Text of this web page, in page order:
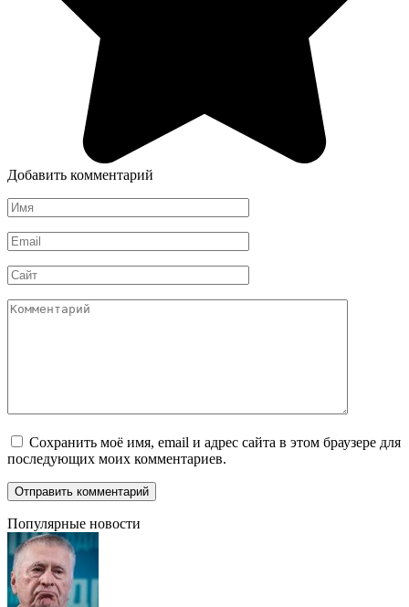
Добавить комментарий
Имя
*
Email
*
Сайт
Комментарий
Сохранить моё имя, email и адрес сайта в этом браузере для
последующих моих комментариев.
Популярные новости